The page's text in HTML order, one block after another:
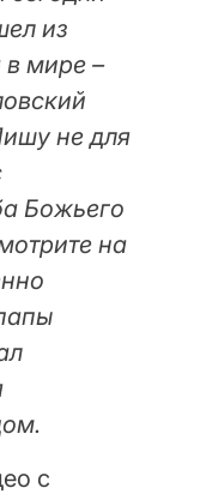
из
мире –
не для
Божьего
на
с